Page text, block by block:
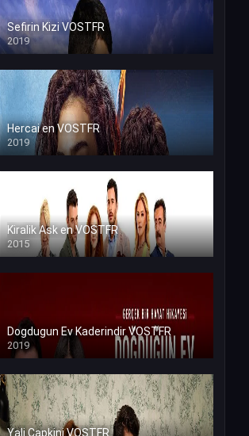
Sefirin Kizi VOSTFR
2019
Hercai en VOSTFR
2019
Kiralik Ask en VOSTFR
2015
Dogdugun Ev Kaderindir VOSTFR
2019
Yali Capkini VOSTFR